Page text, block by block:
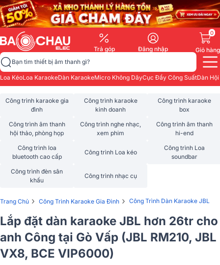
Trả góp Đăng nhập
0
Giỏ hàng
Bạn tìm thiết bị âm thanh gì?
Loa KéoLoa KaraokeDàn KaraokeMicro Không DâyCục Đẩy Công SuấtDàn
Công trình karaoke gia
đình
Công trình karaoke
kinh doanh
Công trình karaoke
box
Công trình âm thanh
hội thảo, phòng họp
Công trình nghe nhạc,
xem phim
Công trình âm thanh
hi-end
Công trình loa
bluetooth cao cấp
Công trình Loa kéo
Công trình Loa
soundbar
Công trình đèn sân
khấu
Công trình nhạc cụ
Trang Chủ › Công Trình Karaoke Gia Đình › Công Trình Dàn Karaoke JBL
Lắp đặt dàn karaoke JBL hơn 26tr cho
anh Công tại Gò Vấp (JBL RM210, JBL
VX8, BCE VIP6000)